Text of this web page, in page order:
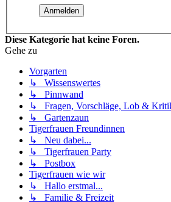
Diese Kategorie hat keine Foren.
Gehe zu
Vorgarten
↳ Wissenswertes
↳ Pinnwand
↳ Fragen, Vorschläge, Lob &
↳ Gartenzaun
Tigerfrauen Freundinnen
↳ Neu dabei...
↳ Tigerfrauen Party
↳ Postbox
Tigerfrauen wie wir
↳ Hallo erstmal...
↳ Familie & Freizeit